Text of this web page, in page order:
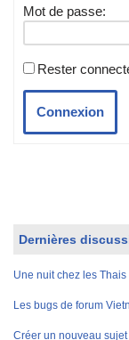
Mot de passe:
Rester
Connexion
Dernières
Une nuit chez les
Les bugs de forum
Créer un nouveau